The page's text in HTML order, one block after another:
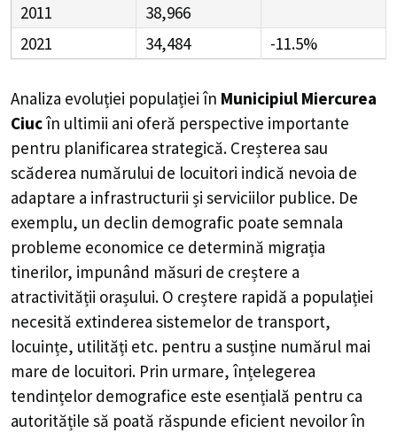
2011
38,966
2021
34,484 -11.5%
Analiza evoluției populației în Municipiul Miercurea
Ciucîn ultimii ani oferă perspective importante
pentru planificarea strategică. Creșterea sau
scăderea numărului de locuitori indică nevoia de
adaptare a infrastructurii și serviciilor publice. De
exemplu, un declin demografic poate semnala
probleme economice ce determină migrația
tinerilor, impunând măsuri de creștere a
atractivității orașului. O creștere rapidă a populației
necesită extinderea sistemelor de transport,
locuințe, utilități etc. pentru a susține numărul mai
mare de locuitori. Prin urmare, înțelegerea
tendințelor demografice este esențială pentru ca
autoritățile să poată răspunde eficient nevoilor în